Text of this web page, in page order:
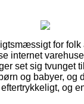
for folk
internet
set sig tvunget
og babyer, og
og